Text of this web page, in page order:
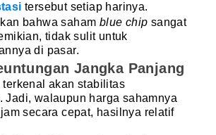
tersebut setiap harinya.
bahwa saham blue chip sangat
tidak sulit untuk
di pasar.
Jangka Panjang
terkenal akan stabilitas
Jadi, walaupun harga sahamnya
secara cepat, hasilnya relatif